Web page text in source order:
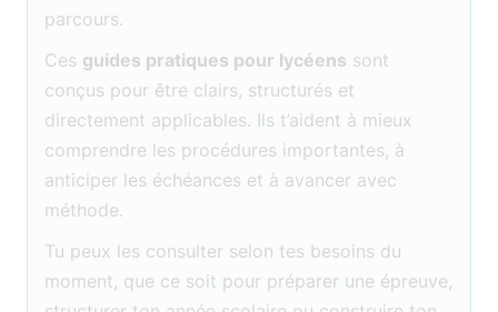
parcours.
Ces guides pratiques pour lycéens sont
conçus pour être clairs, structurés et
directement applicables. Ils t’aident à mieux
comprendre les procédures importantes, à
anticiper les échéances et à avancer avec
méthode.
Tu peux les consulter selon tes besoins du
moment, que ce soit pour préparer une épreuve,